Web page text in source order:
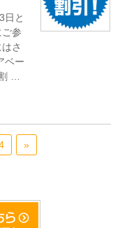
日と
参
さ
ベー
…
»